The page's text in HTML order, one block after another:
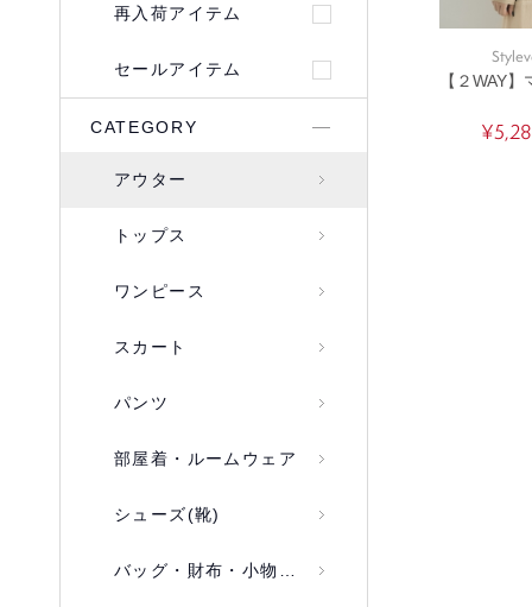
再入荷アイテム
セールアイテム
CATEGORY
アウター
トップス
ワンピース
スカート
パンツ
部屋着・ルームウェア
シューズ(靴)
バッグ・財布・小物入れ
【２WAY